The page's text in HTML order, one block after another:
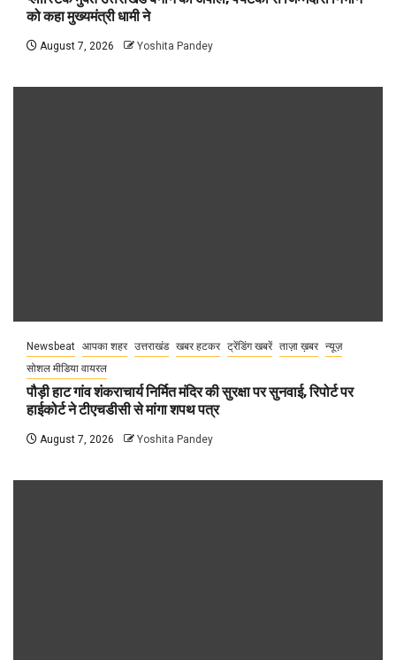
को कहा मुख्यमंत्री धामी ने
August 7, 2026 Yoshita Pandey
Newsbeat आपका शहर उत्तराखंड खबर हटकर ट्रेंडिंग खबरें ताज़ा ख़बर न्यूज़
सोशल मीडिया वायरल
पौड़ी हाट गांव शंकराचार्य निर्मित मंदिर की सुरक्षा पर सुनवाई, रिपोर्ट पर
हाईकोर्ट ने टीएचडीसी से मांगा शपथ पत्र
August 7, 2026 Yoshita Pandey